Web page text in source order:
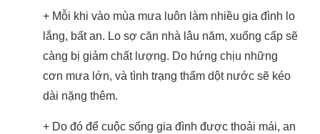
+ Mỗi khi vào mùa mưa luôn làm nhiều gia đình lo
lắng, bất an. Lo sợ căn nhà lâu năm, xuống cấp sẽ
càng bị giảm chất lượng. Do hứng chịu những
cơn mưa lớn, và tình trạng thấm dột nước sẽ kéo
dài nặng thêm.
+ Do đó để cuộc sống gia đình được thoải mái, an